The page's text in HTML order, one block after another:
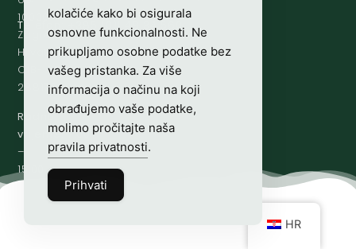
10000
Zagreb,
Hrvatska
OIB-
28817560444
Radno
vrijeme:7:00
–
15:00
Telefon:
+385 (0)1 48 34 560
kolačiće kako bi osigurala
osnovne funkcionalnosti. Ne
prikupljamo osobne podatke bez
vašeg pristanka. Za više
informacija o načinu na koji
obrađujemo vaše podatke,
molimo pročitajte naša
pravila privatnosti.
Prihvati
HR